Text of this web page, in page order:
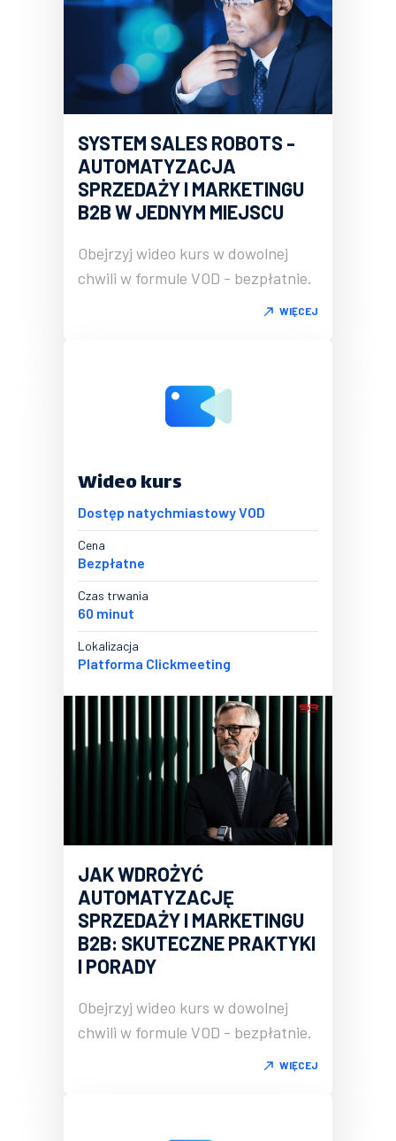
SYSTEM SALES ROBOTS -
AUTOMATYZACJA
SPRZEDAŻY I MARKETINGU
B2B W JEDNYM MIEJSCU
Obejrzyj wideo kurs w dowolnej
chwili w formule VOD - bezpłatnie.
WIĘCEJ
Wideo kurs
Dostęp natychmiastowy VOD
Cena
Bezpłatne
Czas trwania
60 minut
Lokalizacja
Platforma Clickmeeting
JAK WDROŻYĆ
AUTOMATYZACJĘ
SPRZEDAŻY I MARKETINGU
B2B: SKUTECZNE PRAKTYKI
I PORADY
Obejrzyj wideo kurs w dowolnej
chwili w formule VOD - bezpłatnie.
WIĘCEJ